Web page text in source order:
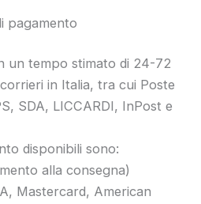
pagamento
un tempo stimato di 24-72
in Italia, tra cui Poste
SDA, LICCARDI, InPost e
disponibili sono:
alla consegna)
Mastercard, American